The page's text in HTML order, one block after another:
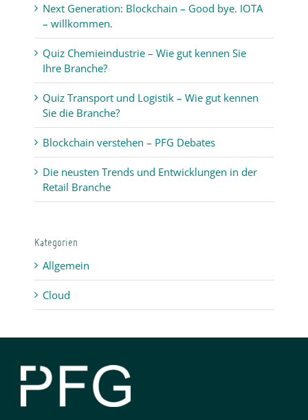
Next Generation: Blockchain – Good bye. IOTA
– willkommen.
Quiz Chemieindustrie – Wie gut kennen Sie
Ihre Branche?
Quiz Transport und Logistik – Wie gut kennen
Sie die Branche?
Blockchain verstehen – PFG Debates
Die neusten Trends und Entwicklungen in der
Retail Branche
Kategorien
Allgemein
Cloud